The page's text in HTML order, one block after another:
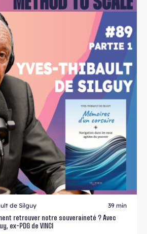
de Silguy
39 min
retrouver notre souveraineté ? Avec
ex-PDG de VINCI